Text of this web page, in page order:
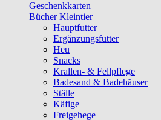
Geschenkkarten
Bücher Kleintier
Hauptfutter
Ergänzungsfutter
Heu
Snacks
Krallen- & Fellpflege
Badesand & Badehäuser
Ställe
Käfige
Freigehege